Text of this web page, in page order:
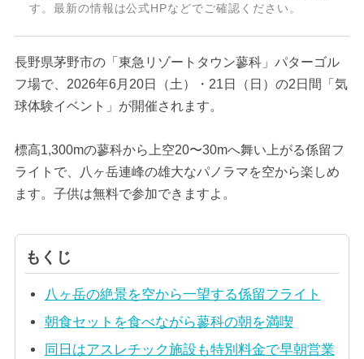
す。最新の情報は公式HPなどでご確認ください。
長野県茅野市の「東急リゾートタウン蓼科」パターゴル
フ場で、2026年6月20日（土）・21日（日）の2日間「気
球体験イベント」が開催されます。
標高1,300mの蓼科から上空20〜30mへ舞い上がる係留フ
ライトで、八ヶ岳連峰の雄大なパノラマを空から楽しめ
ます。子供は無料で参加できますよ。
もくじ
八ヶ岳の絶景を空から一望する係留フライト
朝食セットを食べながら蓼科の朝を満喫
同日はアスレチック施設も特別料金で早朝営業